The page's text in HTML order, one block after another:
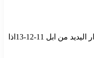
السلام عليكم اخي الكريم الا صدار اليديد من ابل 11-12-13اذا